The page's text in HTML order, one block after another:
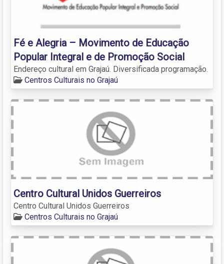
Fé e Alegria – Movimento de Educação
Popular Integral e de Promoção Social
Endereço cultural em Grajaú. Diversificada programação.
Centros Culturais no Grajaú
Centro Cultural Unidos Guerreiros
Centro Cultural Unidos Guerreiros
Centros Culturais no Grajaú